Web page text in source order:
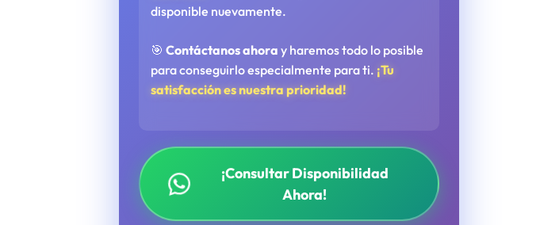
disponible nuevamente.
🎯Contáctanos ahora y haremos todo lo posible
para conseguirlo especialmente para ti. ¡Tu
satisfacción es nuestra prioridad!
¡Consultar Disponibilidad
Ahora!